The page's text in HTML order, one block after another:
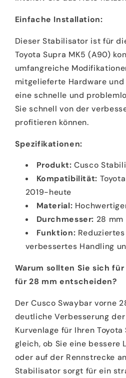
Einfache Installation:
Dieser Stabilisator ist für
Toyota Supra MK5 (A90)
umfangreiche
mitgelieferte Hardware
eine schnelle und
Sie schnell von der
profitieren können.
Spezifikationen:
Produkt: Cusco
Kompatibilität:
2019-heute
Material:
Durchmesser: 28 mm
Funktion:
verbessertes Handling
Warum sollten Sie sich
für 28 mm entscheiden?
Der Cusco Swaybar vorne
deutliche Verbesserung
Kurvenlage für Ihren Toyota
gleich, ob Sie eine bessere
oder auf der Rennstrecke
Stabilisator sorgt für ein